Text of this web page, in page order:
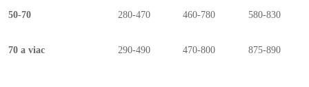
50-70 280-470 460-780 580-830
70 a viac 290-490 470-800 875-890